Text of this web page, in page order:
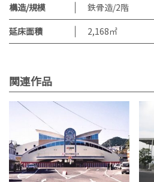
構造/規模
鉄骨造/2階
延床面積
2,168㎡
関連作品